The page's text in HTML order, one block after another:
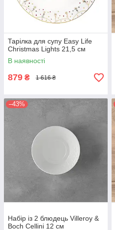
Тарілка для супу Easy Life
Christmas Lights 21,5 см
В наявності
879 ₴ 1 616 ₴
–43%
Набір із 2 блюдець Villeroy &
Boch Cellini 12 см